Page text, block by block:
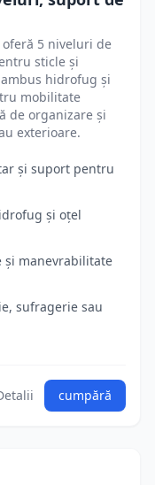
5 niveluri de
sticle și
hidrofug și
mobilitate
de organizare și
exterioare.
și suport pentru
și oțel
și manevrabilitate
sufragerie sau
cumpără